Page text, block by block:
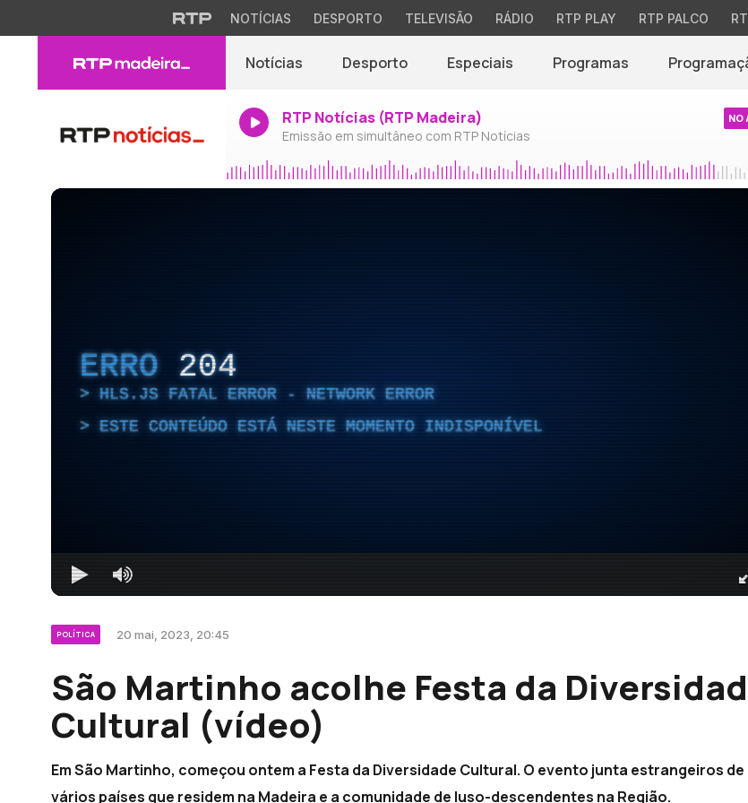
NOTÍCIAS DESPORTO TELEVISÃO RÁDIO RTP PLAY RTP PALCO
Notícias Desporto Especiais Programas
RTP Notícias (RTP Madeira)
Emissão em simultâneo com RTP Notícias
NO
ERRO 204
HLS.JS FATAL ERROR - NETWORK ERROR
ESTE CONTEÚDO ESTÁ NESTE MOMENTO INDISPONÍVEL
POLÍTICA 20 mai, 2023, 20:45
São Martinho acolhe Festa da
Cultural (vídeo)
Em São Martinho, começou ontem a Festa da Diversidade Cultural. O evento junta estrangeiros de
vários países que residem na Madeira e a comunidade de luso-descendentes na Região.